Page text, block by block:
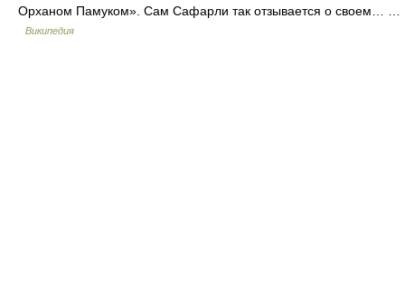
Орханом Памуком». Сам Сафарли так отзывается о своем… …
Википедия